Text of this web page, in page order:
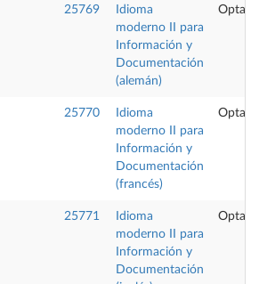
25769
Idioma
moderno II para
Información y
Documentación
(alemán)
25770
Idioma
moderno II para
Información y
Documentación
(francés)
25771
Idioma
moderno II para
Información y
Documentación